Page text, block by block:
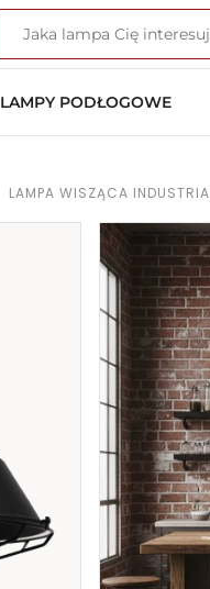
LAMPY PODŁOGOWE
LAMPA WISZĄCA